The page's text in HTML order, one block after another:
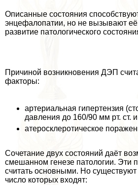
Описанные состояния
энцефалопатии, но не вызывают
развитие патологического
Причиной возникновения ДЭП
факторы:
артериальная гипертензия
давления до 160/90 мм рт. ст.
атеросклеротическое
Сочетание двух состояний даёт
смешанном генезе патологии. Эти
считать основными. Но
число которых входят: